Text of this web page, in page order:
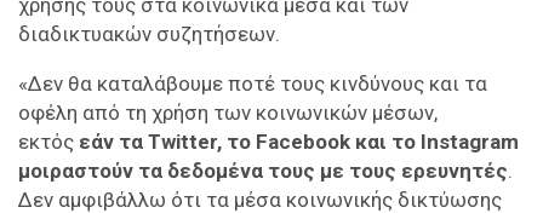
διαδικτυακών συζητήσεων.
«Δεν θα καταλάβουμε ποτέ τους κινδύνους και τα
οφέλη από τη χρήση των κοινωνικών μέσων,
εκτός εάν τα Twitter, το Facebook και το Instagram
μοιραστούν τα δεδομένα τους με τους ερευνητές.
Δεν αμφιβάλλω ότι τα μέσα κοινωνικής δικτύωσης